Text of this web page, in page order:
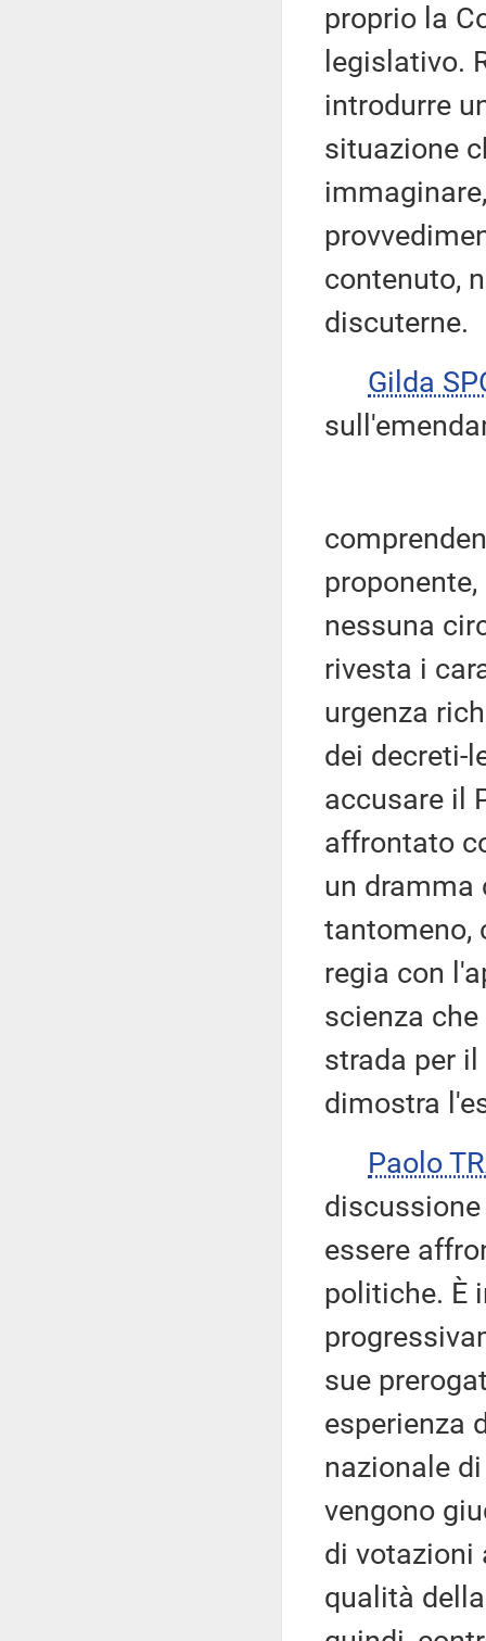
proprio la
legislativo.
introdurre
situazione
contenuto,
discuterne.
Gilda
nessuna
rivesta i
urgenza
dei decreti-
accusare il
affrontato
un dramma
tantomeno,
regia con
scienza
strada per
dimostra
Paolo
essere
politiche. È
sue
esperienza
nazionale
vengono
di votazioni
qualità